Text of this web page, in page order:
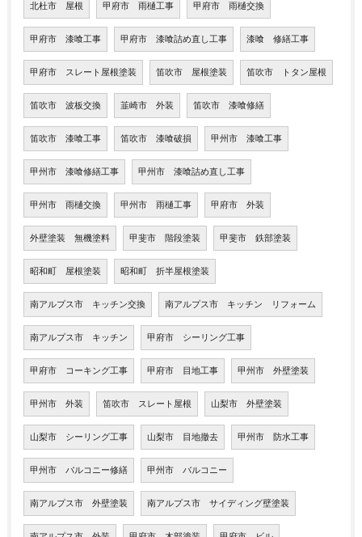
北杜市 屋根 甲府市 雨樋工事 甲府市 雨樋交換
甲府市 漆喰工事 甲府市 漆喰詰め直し工事 漆喰 修繕工事
甲府市 スレート屋根塗装 笛吹市 屋根塗装 笛吹市 トタン屋根
笛吹市 波板交換 韮崎市 外装 笛吹市 漆喰修繕
笛吹市 漆喰工事 笛吹市 漆喰破損 甲州市 漆喰工事
甲州市 漆喰修繕工事 甲州市 漆喰詰め直し工事
甲州市 雨樋交換 甲州市 雨樋工事 甲府市 外装
外壁塗装 無機塗料 甲斐市 階段塗装 甲斐市 鉄部塗装
昭和町 屋根塗装 昭和町 折半屋根塗装
南アルプス市 キッチン交換 南アルプス市 キッチン リフォーム
南アルプス市 キッチン 甲府市 シーリング工事
甲府市 コーキング工事 甲府市 目地工事 甲州市 外壁塗装
甲州市 外装 笛吹市 スレート屋根 山梨市 外壁塗装
山梨市 シーリング工事 山梨市 目地撤去 甲州市 防水工事
甲州市 バルコニー修繕 甲州市 バルコニー
南アルプス市 外壁塗装 南アルプス市 サイディング壁塗装